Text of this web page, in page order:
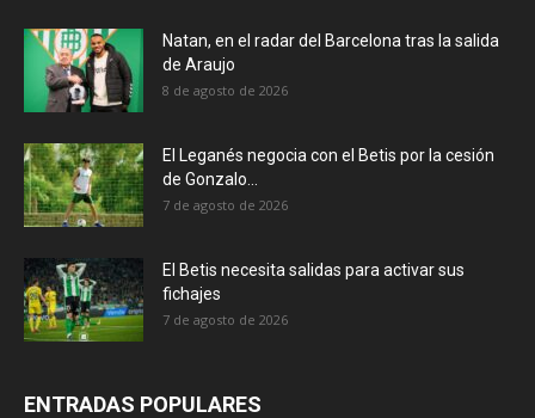
Natan, en el radar del Barcelona tras la salida
de Araujo
8 de agosto de 2026
El Leganés negocia con el Betis por la cesión
de Gonzalo...
7 de agosto de 2026
El Betis necesita salidas para activar sus
fichajes
7 de agosto de 2026
ENTRADAS POPULARES